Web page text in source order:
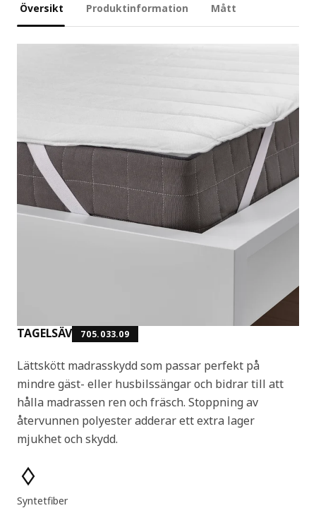
Översikt Produktinformation Mått
TAGELSÄV 705.033.09
Lättskött madrasskydd som passar perfekt på
mindre gäst- eller husbilssängar och bidrar till att
hålla madrassen ren och fräsch. Stoppning av
återvunnen polyester adderar ett extra lager
mjukhet och skydd.
Produktens egenskaper
Syntetfiber